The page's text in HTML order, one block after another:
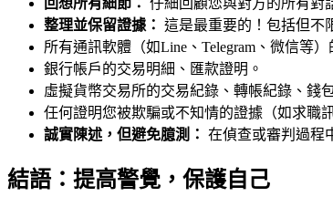
整理並保留證據： 這是最重要的！包括但不
所有通訊軟體（如Line、Telegram、微信等）
銀行帳戶的交易明細、匯款證明。
虛擬貨幣交易所的交易紀錄、轉帳紀錄、錢
任何證明您被欺騙或不知情的證據（如求職
誠實陳述，但避免臆測： 在偵查或審判過程
結語：提高警覺，保護自己